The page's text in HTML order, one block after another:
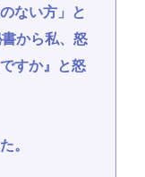
ない方」と
から私、怒
すか』と怒
。